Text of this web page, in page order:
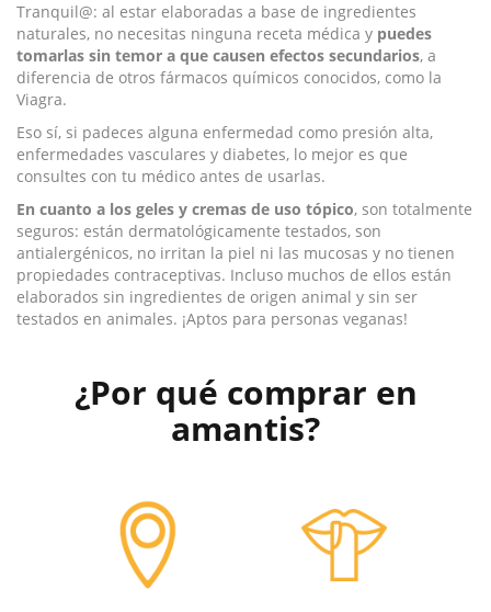
Tranquil@: al estar elaboradas a base de ingredientes
naturales, no necesitas ninguna receta médica y puedes
tomarlas sin temor a que causen efectos secundarios, a
diferencia de otros fármacos químicos conocidos, como la
Viagra.
Eso sí, si padeces alguna enfermedad como presión alta,
enfermedades vasculares y diabetes, lo mejor es que
consultes con tu médico antes de usarlas.
En cuanto a los geles y cremas de uso tópico, son totalmente
seguros: están dermatológicamente testados, son
antialergénicos, no irritan la piel ni las mucosas y no tienen
propiedades contraceptivas. Incluso muchos de ellos están
elaborados sin ingredientes de origen animal y sin ser
testados en animales. ¡Aptos para personas veganas!
¿Por qué comprar en
amantis?